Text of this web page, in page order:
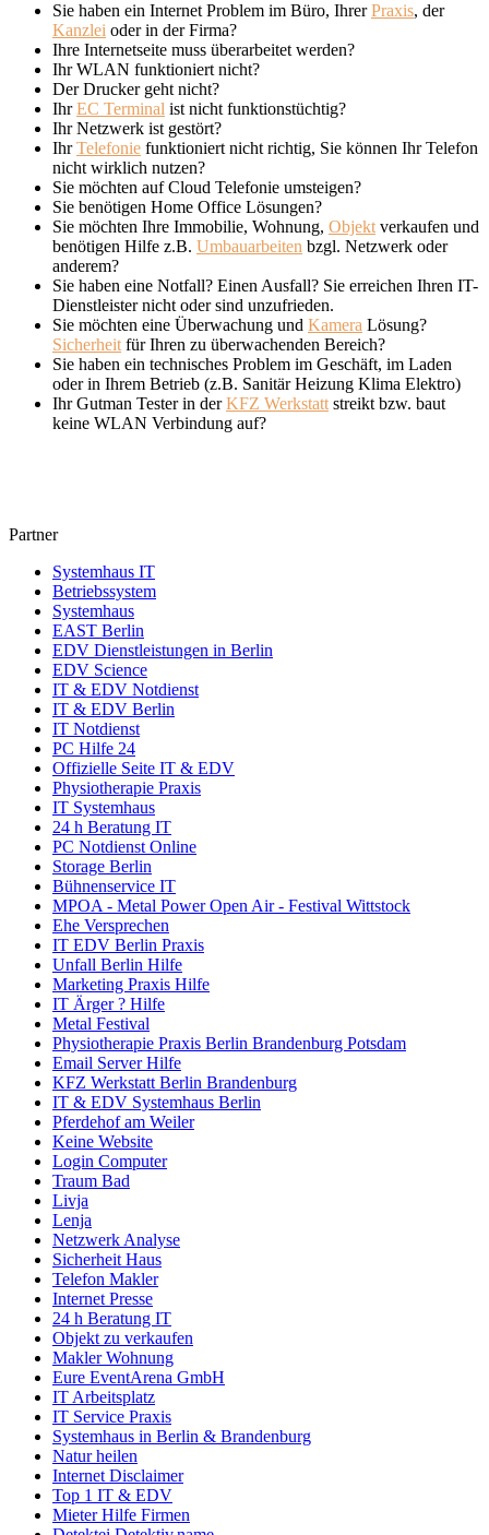
Sie haben ein Internet Problem im Büro, IhrerPraxis, der
Kanzlei oder in der Firma?
Ihre Internetseite muss überarbeitet werden?
Ihr WLAN funktioniert nicht?
Der Drucker geht nicht?
IhrEC Terminal ist nicht funktionstüchtig?
Ihr Netzwerk ist gestört?
IhrTelefonie funktioniert nicht richtig, Sie können Ihr Telefon
nicht wirklich nutzen?
Sie möchten auf Cloud Telefonie umsteigen?
Sie benötigen Home Office Lösungen?
Sie möchten Ihre Immobilie, Wohnung, Objekt verkaufen und
benötigen Hilfe z.B. Umbauarbeiten bzgl. Netzwerk oder
anderem?
Sie haben eine Notfall? Einen Ausfall? Sie erreichen Ihren IT-
Dienstleister nicht oder sind unzufrieden.
Sie möchten eine Überwachung und Kamera Lösung?
Sicherheit für Ihren zu überwachenden Bereich?
Sie haben ein technisches Problem im Geschäft, im Laden
oder in Ihrem Betrieb (z.B. Sanitär Heizung Klima Elektro)
Ihr Gutman Tester in derKFZ Werkstatt streikt bzw. baut
keine WLAN Verbindung auf?
Partner
Systemhaus IT
Betriebssystem
Systemhaus
EAST Berlin
EDV Dienstleistungen in Berlin
EDV Science
IT & EDV Notdienst
IT & EDV Berlin
IT Notdienst
PC Hilfe 24
Offizielle Seite IT & EDV
Physiotherapie Praxis
IT Systemhaus
24 h Beratung IT
PC Notdienst Online
Storage Berlin
Bühnenservice IT
MPOA - Metal Power Open Air - Festival Wittstock
Ehe Versprechen
IT EDV Berlin Praxis
Unfall Berlin Hilfe
Marketing Praxis Hilfe
IT Ärger ? Hilfe
Metal Festival
Physiotherapie Praxis Berlin Brandenburg Potsdam
Email Server Hilfe
KFZ Werkstatt Berlin Brandenburg
IT & EDV Systemhaus Berlin
Pferdehof am Weiler
Keine Website
Login Computer
Traum Bad
Livja
Lenja
Netzwerk Analyse
Sicherheit Haus
Telefon Makler
Internet Presse
24 h Beratung IT
Objekt zu verkaufen
Makler Wohnung
Eure EventArena GmbH
IT Arbeitsplatz
IT Service Praxis
Systemhaus in Berlin & Brandenburg
Natur heilen
Internet Disclaimer
Top 1 IT & EDV
Mieter Hilfe Firmen